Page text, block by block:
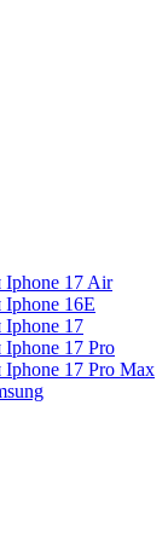
Iphone 17 Air
16E
Iphone 17
17 Pro
17 Pro Max